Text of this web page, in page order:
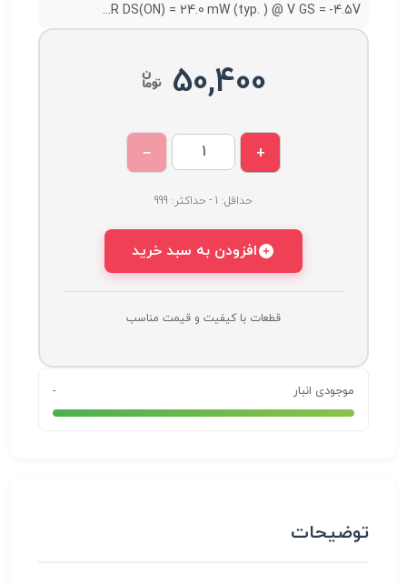
R DS(ON) = 24.0 mW (typ. ) @ V GS = -4.5V...
50,400
+
−
حداقل: 1 - حداکثر: 999
افزودن به سبد خرید
قطعات با کیفیت و قیمت مناسب
موجودی انبار -
توضیحات